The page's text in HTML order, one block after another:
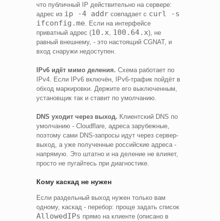
что публичный IP действительно на сервере:
адрес из ip -4 addr совпадает с curl -s
ifconfig.me . Если на интерфейсе
приватный адрес (10.x 100.64.x), не
равный внешнему, - это настоящий CGNAT, и
вход снаружи недоступен.
IPv6 идёт мимо деления. Схема работает по
IPv4. Если IPv6 включён, IPv6-трафик пойдёт в
обход маркировки. Держите его выключенным,
установщик так и ставит по умолчанию.
DNS уходит через выход. Клиентский DNS по
умолчанию - Cloudflare, адреса зарубежные,
поэтому сами DNS-запросы идут через сервер-
выход, а уже полученные российские адреса -
напрямую. Это штатно и на деление не влияет,
просто не пугайтесь при диагностике.
Кому каскад не нужен
Если раздельный выход нужен только вам
одному, каскад - перебор: проще задать список
AllowedIPs прямо на клиенте (описано в